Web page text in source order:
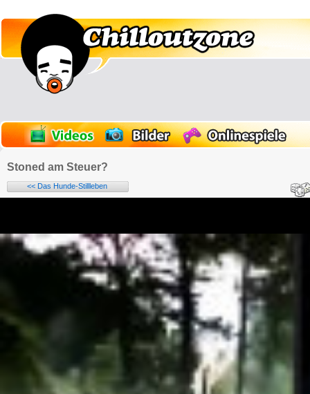
Stoned am Steuer?
<< Das Hunde-Stillleben